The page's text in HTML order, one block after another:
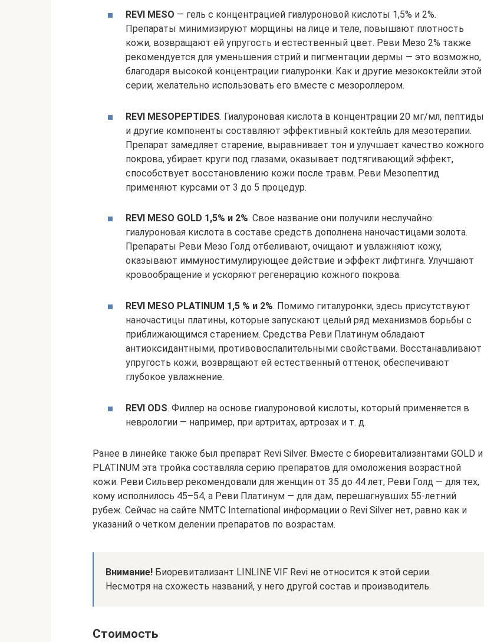
REVI MESO — гель с концентрацией гиалуроновой кислоты 1,5% и 2%.
Препараты минимизируют морщины на лице и теле, повышают плотность
кожи, возвращают ей упругость и естественный цвет. Реви Мезо 2% также
рекомендуется для уменьшения стрий и пигментации дермы — это возможно,
благодаря высокой концентрации гиалуронки. Как и другие мезококтейли этой
серии, желательно использовать его вместе с мезороллером.
REVI MESOPEPTIDES. Гиалуроновая кислота в концентрации 20 мг/мл, пептиды
и другие компоненты составляют эффективный коктейль для мезотерапии.
Препарат замедляет старение, выравнивает тон и улучшает качество кожного
покрова, убирает круги под глазами, оказывает подтягивающий эффект,
способствует восстановлению кожи после травм. Реви Мезопептид
применяют курсами от 3 до 5 процедур.
REVI MESO GOLD 1,5% и 2%. Свое название они получили неслучайно:
гиалуроновая кислота в составе средств дополнена наночастицами золота.
Препараты Реви Мезо Голд отбеливают, очищают и увлажняют кожу,
оказывают иммуностимулирующее действие и эффект лифтинга. Улучшают
кровообращение и ускоряют регенерацию кожного покрова.
REVI MESO PLATINUM 1,5 % и 2%. Помимо гиталуронки, здесь присутствуют
наночастицы платины, которые запускают целый ряд механизмов борьбы с
приближающимся старением. Средства Реви Платинум обладают
антиоксидантными, противовоспалительными свойствами. Восстанавливают
упругость кожи, возвращают ей естественный оттенок, обеспечивают
глубокое увлажнение.
REVI ODS. Филлер на основе гиалуроновой кислоты, который применяется в
неврологии — например, при артритах, артрозах и т. д.
Ранее в линейке также был препарат Revi Silver. Вместе с биоревитализантами GOLD и
PLATINUM эта тройка составляла серию препаратов для омоложения возрастной
кожи. Реви Сильвер рекомендовали для женщин от 35 до 44 лет, Реви Голд — для тех,
кому исполнилось 45–54, а Реви Платинум — для дам, перешагнувших 55-летний
рубеж. Сейчас на сайте NMTC International информации о Revi Silver нет, равно как и
указаний о четком делении препаратов по возрастам.
Внимание! Биоревитализант LINLINE VIF Revi не относится к этой серии.
Несмотря на схожесть названий, у него другой состав и производитель.
Стоимость